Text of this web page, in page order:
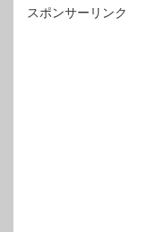
スポンサーリンク